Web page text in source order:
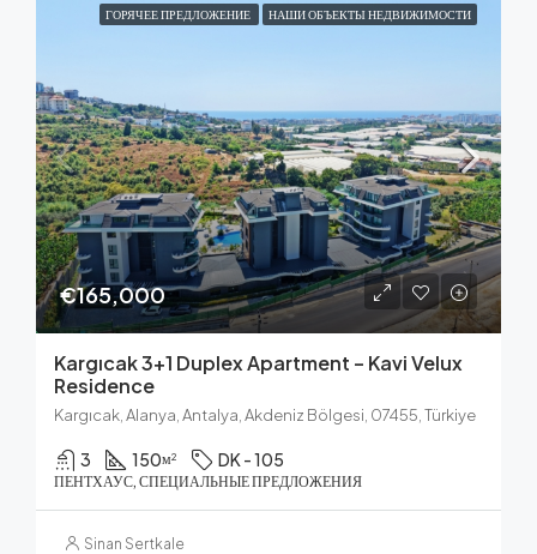
ГОРЯЧЕЕ ПРЕДЛОЖЕНИЕ НАШИ ОБЪЕКТЫ НЕДВИЖИМОСТИ
€165,000
Kargıcak 3+1 Duplex Apartment – Kavi Velux
Residence
Kargıcak, Alanya, Antalya, Akdeniz Bölgesi, 07455, Türkiye
3 150м² DK - 105
ПЕНТХАУС, СПЕЦИАЛЬНЫЕ ПРЕДЛОЖЕНИЯ
Sinan Sertkale